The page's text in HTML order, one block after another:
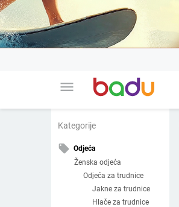
menu
Kategorije
local_offer Odjeća
Ženska odjeća
Odjeća za trudnice
Jakne za trudnice
Hlače za trudnice